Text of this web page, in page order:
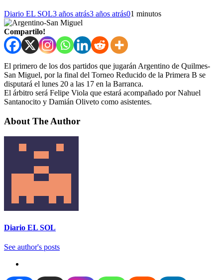
Diario EL SOL3 años atrás3 años atrás01 minutos
Compartilo!
El primero de los dos partidos que jugarán Argentino de Quilmes-
San Miguel, por la final del Torneo Reducido de la Primera B se
disputará el lunes 20 a las 17 en la Barranca.
El árbitro será Felipe Viola que estará acompañado por Nahuel
Santanocito y Damián Oliveto como asistentes.
About The Author
Diario EL SOL
See author's posts